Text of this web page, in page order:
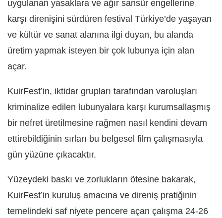
uygulanan yasaklara ve ağır sansür engellerine
karşı direnişini sürdüren festival Türkiye’de yaşayan
ve kültür ve sanat alanına ilgi duyan, bu alanda
üretim yapmak isteyen bir çok lubunya için alan
açar.
KuirFest’in, iktidar grupları tarafından varoluşları
kriminalize edilen lubunyalara karşı kurumsallaşmış
bir nefret üretilmesine rağmen nasıl kendini devam
ettirebildiğinin sırları bu belgesel film çalışmasıyla
gün yüzüne çıkacaktır.
Yüzeydeki baskı ve zorlukların ötesine bakarak,
KuirFest’in kuruluş amacına ve direniş pratiğinin
temelindeki saf niyete pencere açan çalışma 24-26